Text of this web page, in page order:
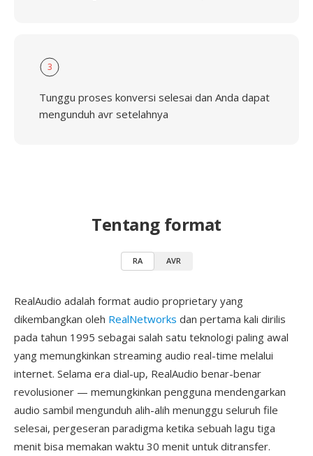
3
Tunggu proses konversi selesai dan Anda dapat
mengunduh avr setelahnya
Tentang format
RA AVR
RealAudio adalah format audio proprietary yang
dikembangkan oleh RealNetworks dan pertama kali dirilis
pada tahun 1995 sebagai salah satu teknologi paling awal
yang memungkinkan streaming audio real-time melalui
internet. Selama era dial-up, RealAudio benar-benar
revolusioner — memungkinkan pengguna mendengarkan
audio sambil mengunduh alih-alih menunggu seluruh file
selesai, pergeseran paradigma ketika sebuah lagu tiga
menit bisa memakan waktu 30 menit untuk ditransfer.